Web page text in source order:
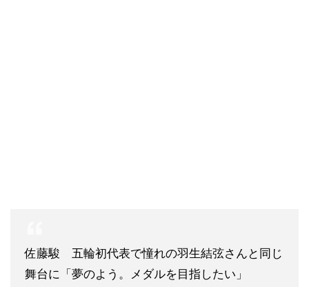
佐藤駿 五輪初代表で憧れの羽生結弦さんと同じ
舞台に「夢のよう。メダルを目指したい」